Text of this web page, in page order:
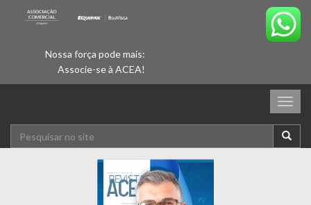
Nossa força pode mais:
Associe-se à ACEA!